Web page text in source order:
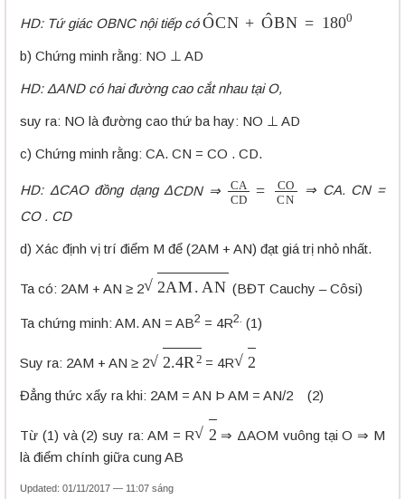
HD: Tứ giác OBNC nội tiếp có OCN + OBN^ 1800
b) Chứng minh rằng: NO ⊥ AD
HD: ΔAND có hai đường cao cắt nhau tại O,
suy ra: NO là đường cao thứ ba hay: NO ⊥ AD
c) Chứng minh rằng: CA. CN = CO . CD.
HD: ΔCAO đồng dạngΔCDN ⇒ CA =CO N
⇒ CA. CN =
CO . CD
d) Xác định vị trí điểm M để (2AM + AN) đạt giá trị nhỏ nhất.
Ta có: 2AM + AN ≥ 22 AM.AN (BĐT Cauchy – Côsi)
Ta chứng minh: AM. AN = AB2 = 4R2. (1)
Suy ra: 2AM + AN ≥ 2 2.4R2 = 4R2
Đẳng thức xẩy ra khi: 2AM = AN Þ AM = AN/2 (2)
Từ (1) và (2) suy ra: AM = R 2
⇒ ΔAOM vuông tại O ⇒ M
là điểm chính giữa cung AB
Updated: 01/11/2017 — 11:07 sáng